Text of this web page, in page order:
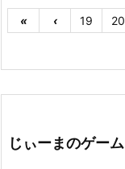
« ‹ 19 20
じぃーまのゲーム